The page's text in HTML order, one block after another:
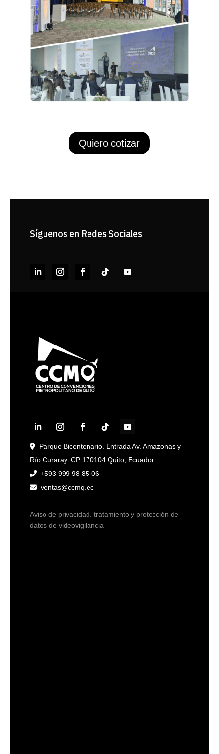
Quiero cotizar
Síguenos en Redes Sociales
Parque Bicentenario. Entrada Av. Amazonas y
Río Curaray. CP 170104 Quito, Ecuador
+593 999 98 85 06
ventas@ccmq.ec
Aviso de privacidad, tratamiento y protección de
datos de videovigilancia